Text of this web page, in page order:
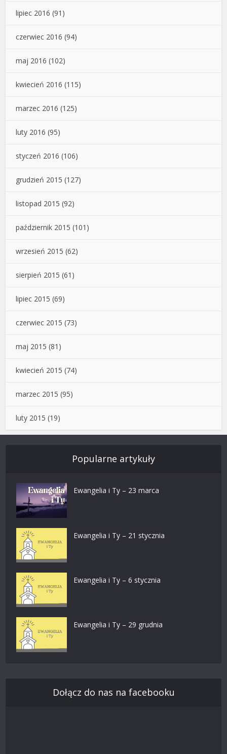
lipiec 2016 (91)
czerwiec 2016 (94)
maj 2016 (102)
kwiecień 2016 (115)
marzec 2016 (125)
luty 2016 (95)
styczeń 2016 (106)
grudzień 2015 (127)
listopad 2015 (92)
październik 2015 (101)
wrzesień 2015 (62)
sierpień 2015 (61)
lipiec 2015 (69)
czerwiec 2015 (73)
maj 2015 (81)
kwiecień 2015 (74)
marzec 2015 (95)
luty 2015 (19)
Popularne artykuły
Ewangelia i Ty – 23 marca
Ewangelia i Ty – 21 stycznia
Ewangelia i Ty – 6 stycznia
Ewangelia i Ty – 29 grudnia
Dołącz do nas na facebooku